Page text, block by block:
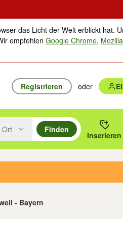
das Licht der Welt erblickt hat.
empfehlenGoogle Chrome,
Registrieren oder
unten durchsuchen und mit
drücken um zu suchen, oder
Ort
Finden
Inserieren
- Bayern